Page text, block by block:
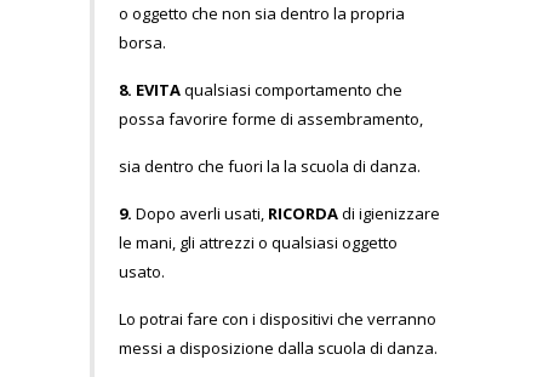
o oggetto che non sia dentro la propria
borsa.
8. EVITAqualsiasi comportamento che
possa favorire forme di assembramento,
sia dentro che fuori la la scuola di danza.
9. Dopo averli usati, RICORDAdi igienizzare
le mani, gli attrezzi o qualsiasi oggetto
usato.
Lo potrai fare con i dispositivi che verranno
messi a disposizione dalla scuola di danza.